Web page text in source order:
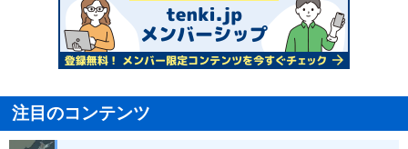
注目のコンテンツ